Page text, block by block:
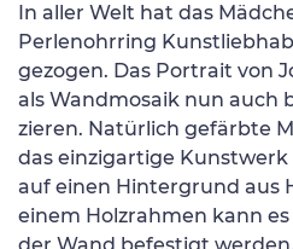
In aller Welt hat das
Perlenohrring
gezogen. Das Portrait von
als Wandmosaik nun auch
zieren. Natürlich gefärbte
das einzigartige Kunstwerk
auf einen Hintergrund aus
einem Holzrahmen kann
der Wand befestigt werden.